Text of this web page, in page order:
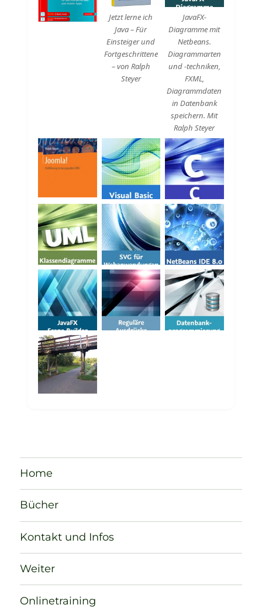
Jetzt lerne ich
Java – Für
Einsteiger und
Fortgeschrittene
– von Ralph
Steyer
JavaFX-
Diagramme mit
Netbeans.
Diagrammarten
und -techniken,
FXML,
Diagrammdaten
in Datenbank
speichern. Mit
Ralph Steyer
Home
Bücher
Kontakt und Infos
Weiter
Onlinetraining